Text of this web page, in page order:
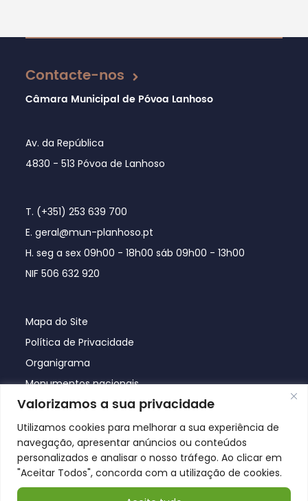
Valorizamos a sua privacidade
Utilizamos cookies para melhorar a sua experiência de
navegação, apresentar anúncios ou conteúdos
personalizados e analisar o nosso tráfego. Ao clicar em
"Aceitar Todos", concorda com a utilização de cookies.
Atualizado em 23/01/2025
Contacte-nos
Câmara Municipal de Póvoa Lanhoso
Av. da República
4830 - 513 Póvoa de Lanhoso
T. (+351) 253 639 700
E. geral@mun-planhoso.pt
H. seg a sex 09h00 - 18h00 sáb 09h00 - 13h00
NIF 506 632 920
Mapa do Site
Política de Privacidade
Organigrama
Monumentos nacionais